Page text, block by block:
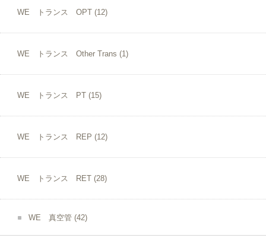
WE トランス OPT (12)
WE トランス Other Trans (1)
WE トランス PT (15)
WE トランス REP (12)
WE トランス RET (28)
WE 真空管 (42)